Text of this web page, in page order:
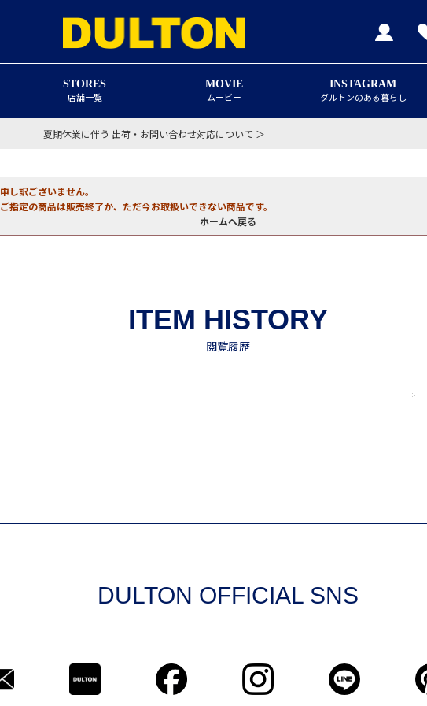
STORES
店舗一覧
MOVIE
ムービー
INSTAGRAM
ダルトンのある暮らし
夏期休業に伴う 出荷・お問い合わせ対応について ＞
申し訳ございません。
ご指定の商品は販売終了か、ただ今お取扱いできない商品です。
ホームへ戻る
DULTON OFFICIAL SNS